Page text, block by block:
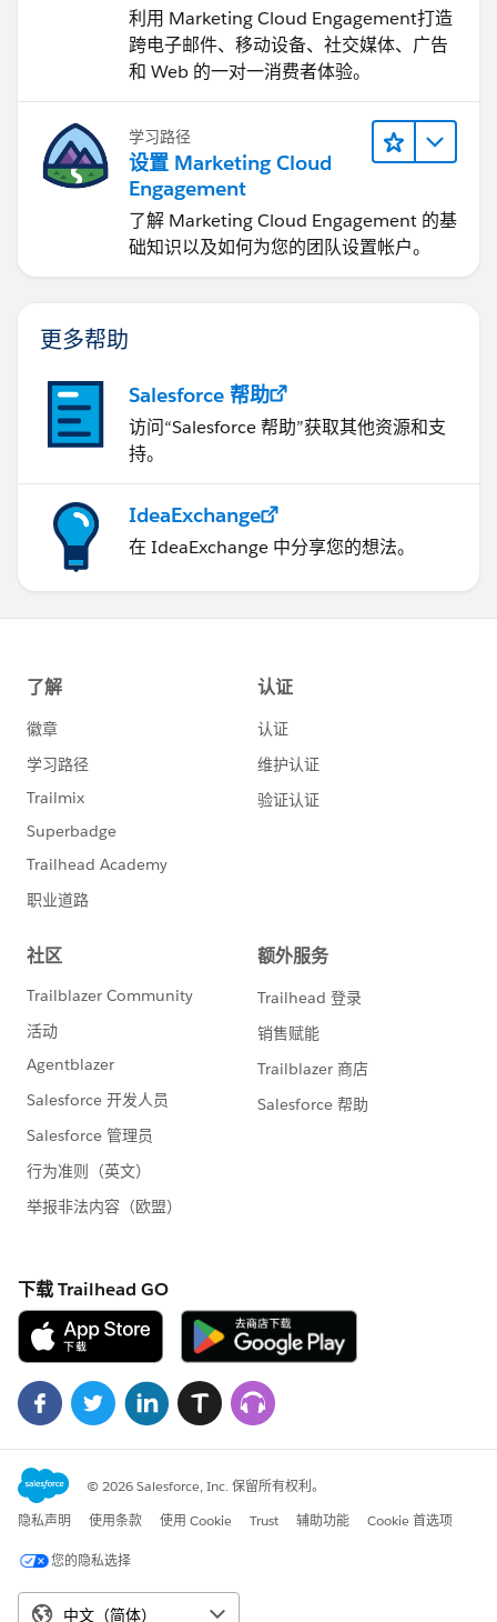
利用 Marketing Cloud Engagement​打造
跨电子邮件、移动设备、社交媒体、广告
和 Web 的一对一消费者体验。
学习路径
设置 Marketing Cloud
Engagement
了解 Marketing Cloud Engagement 的基
础知识以及如何为您的团队设置帐户。
更多帮助
Salesforce 帮助
访问“Salesforce 帮助”获取其他资源和支
持。
IdeaExchange
在 IdeaExchange 中分享您的想法。